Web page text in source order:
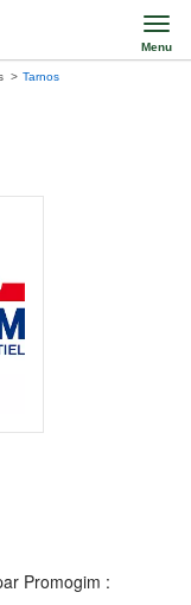
Menu
Tarnos
Promogim :